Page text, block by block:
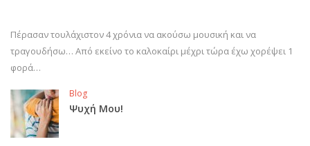
Πέρασαν τουλάχιστον 4 χρόνια να ακούσω μουσική και να
τραγουδήσω… Από εκείνο το καλοκαίρι μέχρι τώρα έχω χορέψει 1
φορά…
Blog
Ψυχή Μου!